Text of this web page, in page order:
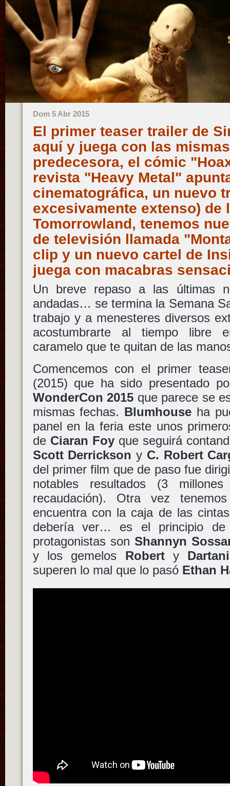
Dom 5 Abr 2015
El primer teaser trailer de
aquí y juega con las
predecesora, el cómic
revista "Heavy Metal"
cinematográfica, un nuevo
excesivamente extenso) de
Tomorrowland, tenemos
de televisión llamada
clip y un nuevo cartel de
juega con macabras
Un breve repaso a las últimas
andadas… se termina la Semana
trabajo y a menesteres diversos
acostumbrarte al tiempo libre
caramelo que te quitan de las
Comencemos con el primer
(2015) que ha sido presentado
WonderCon 2015 que parece se
mismas fechas. Blumhouse ha
panel en la feria este unos
de Ciaran Foyque seguirá
Scott Derrickson y C. Robert
del primer film que de paso fue
notables resultados (3
recaudación). Otra vez
encuentra con la caja de las
debería ver… es el principio
protagonistas son Shannyn
y los gemelos Roberty
superen lo mal que lo pasó Ethan